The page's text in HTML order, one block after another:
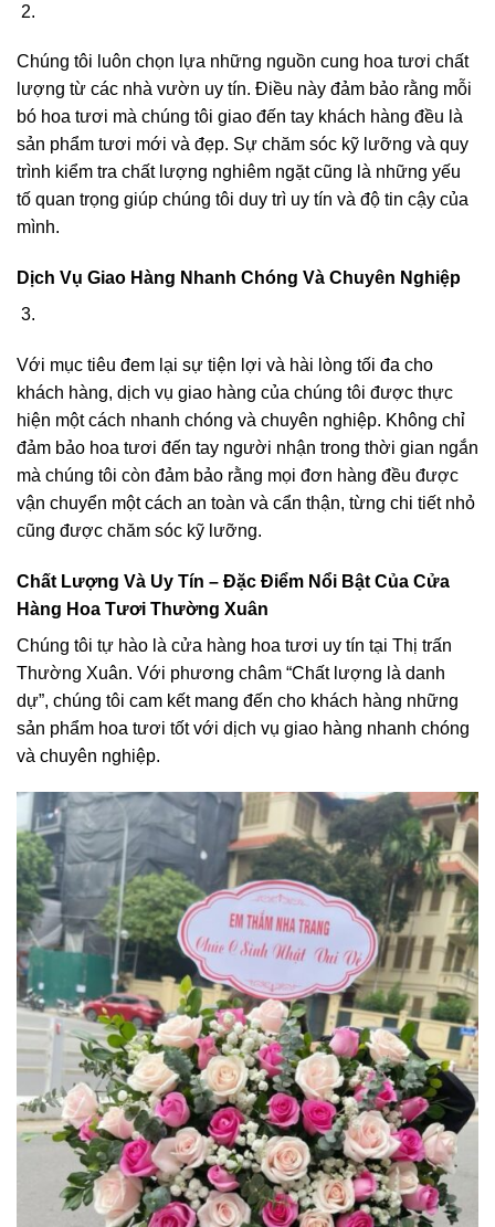
Chúng tôi luôn chọn lựa những nguồn cung hoa tươi chất
lượng từ các nhà vườn uy tín. Điều này đảm bảo rằng mỗi
bó hoa tươi mà chúng tôi giao đến tay khách hàng đều là
sản phẩm tươi mới và đẹp. Sự chăm sóc kỹ lưỡng và quy
trình kiểm tra chất lượng nghiêm ngặt cũng là những yếu
tố quan trọng giúp chúng tôi duy trì uy tín và độ tin cậy của
mình.
Dịch Vụ Giao Hàng Nhanh Chóng Và Chuyên Nghiệp
Với mục tiêu đem lại sự tiện lợi và hài lòng tối đa cho
khách hàng, dịch vụ giao hàng của chúng tôi được thực
hiện một cách nhanh chóng và chuyên nghiệp. Không chỉ
đảm bảo hoa tươi đến tay người nhận trong thời gian ngắn
mà chúng tôi còn đảm bảo rằng mọi đơn hàng đều được
vận chuyển một cách an toàn và cẩn thận, từng chi tiết nhỏ
cũng được chăm sóc kỹ lưỡng.
Chất Lượng Và Uy Tín – Đặc Điểm Nổi Bật Của Cửa
Hàng Hoa Tươi Thường Xuân
Chúng tôi tự hào là cửa hàng hoa tươi uy tín tại Thị trấn
Thường Xuân. Với phương châm “Chất lượng là danh
dự”, chúng tôi cam kết mang đến cho khách hàng những
sản phẩm hoa tươi tốt với dịch vụ giao hàng nhanh chóng
và chuyên nghiệp.